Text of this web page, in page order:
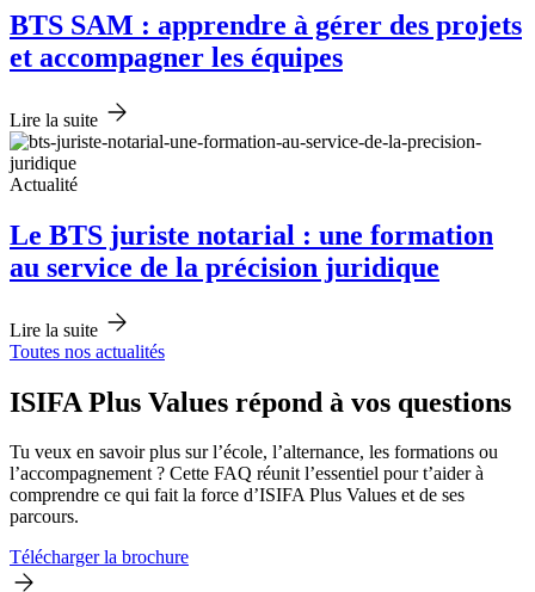
BTS SAM : apprendre à gérer des projets
et accompagner les équipes
Lire la suite
Actualité
Le BTS juriste notarial : une formation
au service de la précision juridique
Lire la suite
Toutes nos actualités
ISIFA Plus Values répond à vos questions
Tu veux en savoir plus sur l’école, l’alternance, les formations ou
l’accompagnement ? Cette FAQ réunit l’essentiel pour t’aider à
comprendre ce qui fait la force d’ISIFA Plus Values et de ses
parcours.
Télécharger la brochure